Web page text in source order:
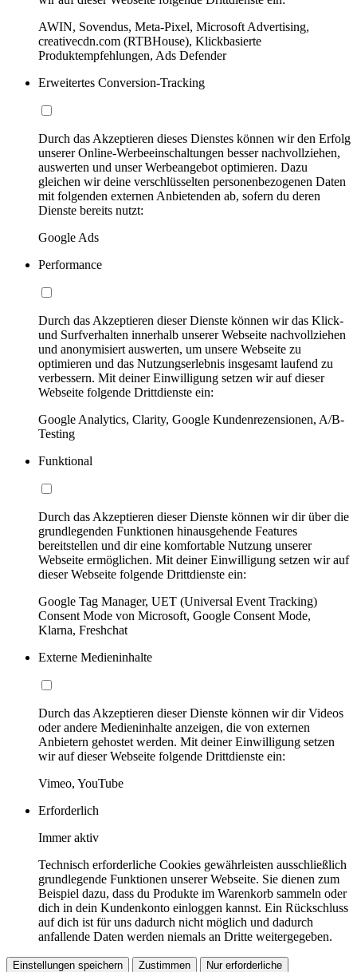
AWIN, Sovendus, Meta-Pixel, Microsoft Advertising,
creativecdn.com (RTBHouse), Klickbasierte
Produktempfehlungen, Ads Defender
Erweitertes Conversion-Tracking
Durch das Akzeptieren dieses Dienstes können wir den Erfolg
unserer Online-Werbeeinschaltungen besser nachvollziehen,
auswerten und unser Werbeangebot optimieren. Dazu
gleichen wir deine verschlüsselten personenbezogenen Daten
mit folgenden externen Anbietenden ab, sofern du deren
Dienste bereits nutzt:
Google Ads
Performance
Durch das Akzeptieren dieser Dienste können wir das Klick-
und Surfverhalten innerhalb unserer Webseite nachvollziehen
und anonymisiert auswerten, um unsere Webseite zu
optimieren und das Nutzungserlebnis insgesamt laufend zu
verbessern. Mit deiner Einwilligung setzen wir auf dieser
Webseite folgende Drittdienste ein:
Google Analytics, Clarity, Google Kundenrezensionen, A/B-
Testing
Funktional
Durch das Akzeptieren dieser Dienste können wir dir über die
grundlegenden Funktionen hinausgehende Features
bereitstellen und dir eine komfortable Nutzung unserer
Webseite ermöglichen. Mit deiner Einwilligung setzen wir auf
dieser Webseite folgende Drittdienste ein:
Google Tag Manager, UET (Universal Event Tracking)
Consent Mode von Microsoft, Google Consent Mode,
Klarna, Freshchat
Externe Medieninhalte
Durch das Akzeptieren dieser Dienste können wir dir Videos
oder andere Medieninhalte anzeigen, die von externen
Anbietern gehostet werden. Mit deiner Einwilligung setzen
wir auf dieser Webseite folgende Drittdienste ein:
Vimeo, YouTube
Erforderlich
Immer aktiv
Technisch erforderliche Cookies gewährleisten ausschließlich
grundlegende Funktionen unserer Webseite. Sie dienen zum
Beispiel dazu, dass du Produkte im Warenkorb sammeln oder
dich in dein Kundenkonto einloggen kannst. Ein Rückschluss
auf dich ist für uns dadurch nicht möglich und dadurch
anfallende Daten werden niemals an Dritte weitergegeben.
Einstellungen speichern Zustimmen Nur erforderliche